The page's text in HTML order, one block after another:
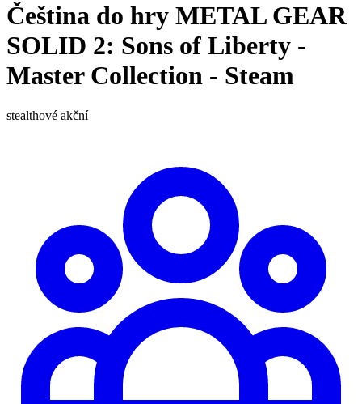
Čeština do hry METAL GEAR
SOLID 2: Sons of Liberty -
Master Collection - Steam
stealthové akční